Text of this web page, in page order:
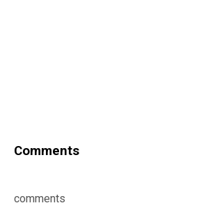
Comments
comments